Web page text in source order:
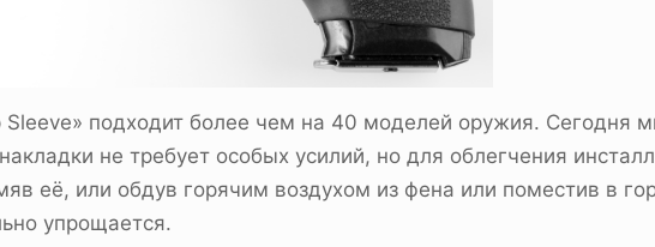
подходит более чем на 40 моделей оружия. Сегодня
не требует особых усилий, но для облегчения
её, или обдув горячим воздухом из фена или поместив в
упрощается.